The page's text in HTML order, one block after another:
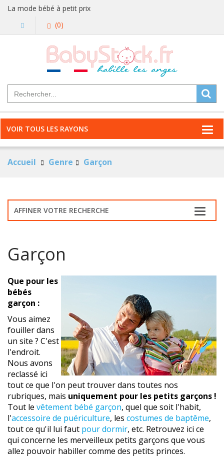
La mode bébé à petit prix
(0)
VOIR TOUS LES RAYONS
Accueil Genre Garçon
AFFINER VOTRE RECHERCHE
Garçon
Que pour les
bébés
garçon :
Vous aimez
fouiller dans
un site ? C'est
l'endroit.
Nous avons
reclassé ici
tout ce que l'on peut trouver dans toutes nos
rubriques, mais uniquement pour les petits garçons !
Tout le vêtement bébé garçon, quel que soit l'habit,
l'accessoire de puériculture, les costumes de baptême,
tout ce qu'il lui faut pour dormir, etc. Retrouvez ici ce
qui concerne les merveilleux petits garçons que vous
allez pouvoir habiller comme des petits princes.